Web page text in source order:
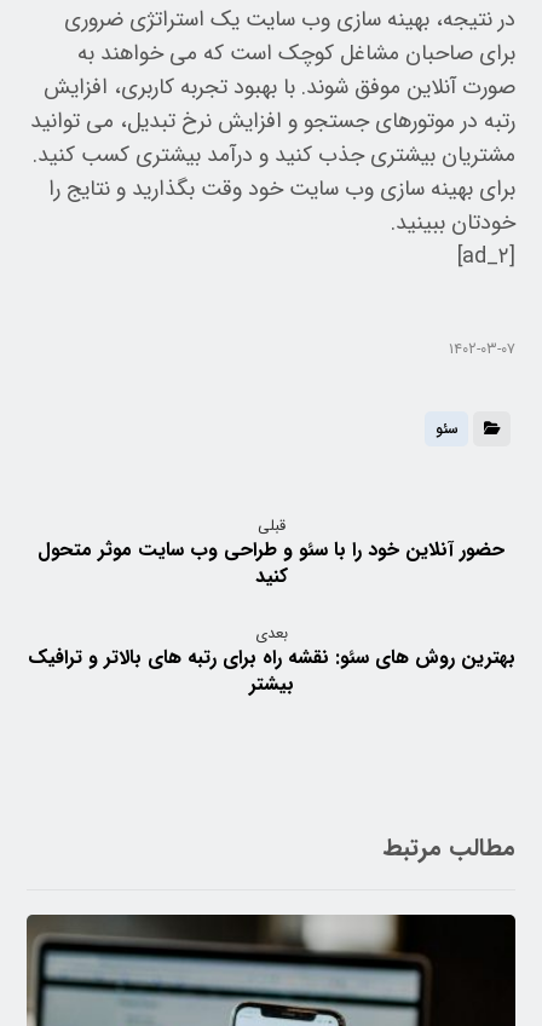
در نتیجه، بهینه سازی وب سایت یک استراتژی ضروری
برای صاحبان مشاغل کوچک است که می خواهند به
صورت آنلاین موفق شوند. با بهبود تجربه کاربری، افزایش
رتبه در موتورهای جستجو و افزایش نرخ تبدیل، می توانید
مشتریان بیشتری جذب کنید و درآمد بیشتری کسب کنید.
برای بهینه سازی وب سایت خود وقت بگذارید و نتایج را
خودتان ببینید.
[ad_۲]
۱۴۰۲-۰۳-۰۷
سئو
قبلی
حضور آنلاین خود را با سئو و طراحی وب سایت موثر متحول
کنید
بعدی
بهترین روش های سئو: نقشه راه برای رتبه های بالاتر و ترافیک
بیشتر
مطالب مرتبط